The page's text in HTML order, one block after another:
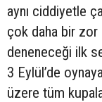
aynı ciddiyetle
çok daha bir
deneneceği ilk
3 Eylül’de
üzere tüm